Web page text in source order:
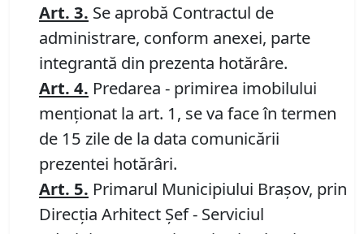
Art. 3. Se aprobă Contractul de
administrare, conform anexei, parte
integrantă din prezenta hotărâre.
Art. 4. Predarea - primirea imobilului
menționat la art. 1, se va face în termen
de 15 zile de la data comunicării
prezentei hotărâri.
Art. 5. Primarul Municipiului Braşov, prin
Direcția Arhitect Șef - Serviciul